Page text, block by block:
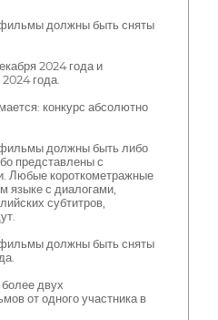
должны быть сняты
2024 года и
года.
конкурс абсолютно
должны быть либо
представлены с
Любые короткометражные
языке с диалогами,
субтитров,
должны быть сняты
двух
от одного участника в